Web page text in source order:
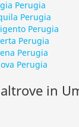
Perugia
Perugia
Perugia
Perugia
Perugia
Perugia
in